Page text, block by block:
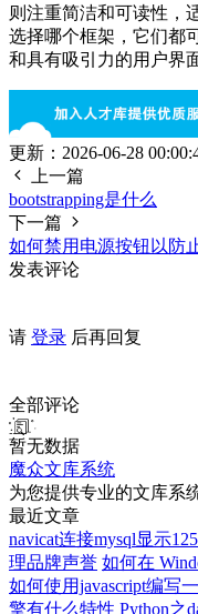
则注重简洁和可读性，
选择哪个框架，它们都
和具有吸引力的用户界面
更新：2026-06-28
上一篇
bootstrapping是什么
下一篇
如何禁用电源按钮以防
发表评论
请 登录 后再回复
全部评论
暂无数据
魔众文库系统
为您提供专业的文库系
最近文章
navicat连接mysql显示
理品牌声誉 如何在
如何使用javascript编写
擎有什么特性 Python之